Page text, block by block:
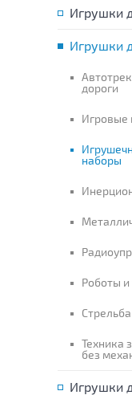
Игрушки
Игрушки
дороги
Игровые
наборы
Роботы
Техника
без
Игрушки